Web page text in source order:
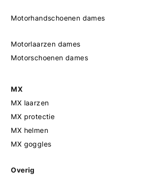
Motorhandschoenen dames
Motorlaarzen dames
Motorschoenen dames
MX
MX laarzen
MX protectie
MX helmen
MX goggles
Overig